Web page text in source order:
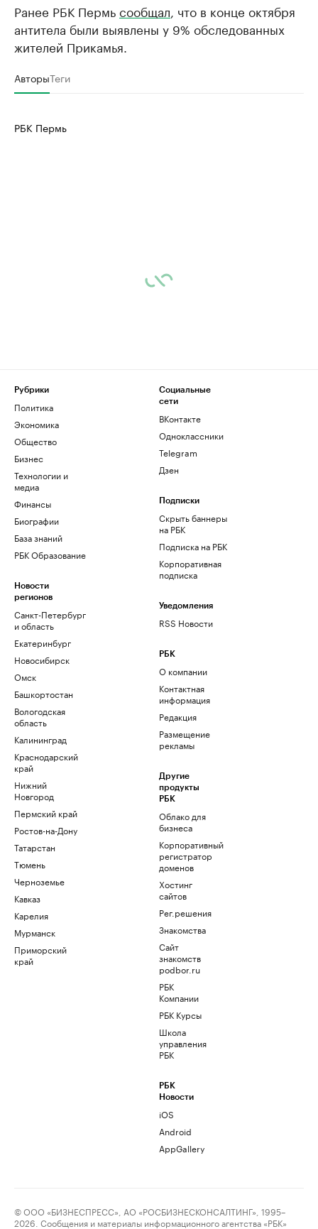
Ранее РБК Пермьсообщал , что в конце октября
антитела были выявлены у 9% обследованных
жителей Прикамья.
АвторыТеги
РБК Пермь
Рубрики
Политика
Экономика
Общество
Бизнес
Технологии и
медиа
Финансы
Биографии
База знаний
РБК Образование
Новости
регионов
Санкт-Петербург
и область
Екатеринбург
Новосибирск
Омск
Башкортостан
Вологодская
область
Калининград
Краснодарский
край
Нижний
Новгород
Пермский край
Ростов-на-Дону
Татарстан
Тюмень
Черноземье
Кавказ
Карелия
Мурманск
Приморский
край
Социальные
сети
ВКонтакте
Одноклассники
Telegram
Дзен
Подписки
Скрыть баннеры
на РБК
Подписка на РБК
Корпоративная
подписка
Уведомления
RSS Новости
РБК
О компании
Контактная
информация
Редакция
Размещение
рекламы
Другие
продукты
РБК
Облако для
бизнеса
Корпоративный
регистратор
доменов
Хостинг
сайтов
Рег.решения
Знакомства
Сайт
знакомств
podbor.ru
РБК
Компании
РБК Курсы
Школа
управления
РБК
РБК
Новости
iOS
Android
AppGallery
© ООО «БИЗНЕСПРЕСС», АО «РОСБИЗНЕСКОНСАЛТИНГ», 1995–
2026. Сообщения и материалы информационного агентства «РБК»